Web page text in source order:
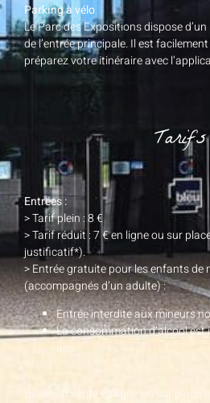
Parking à vélo
Le Parc des Expositions dispose
de l’entrée principale. Il est
préparez votre itinéraire avec
Tarifs
Entrées :
> Tarif plein : 8 €
> Tarif réduit : 7 € en ligne ou sur
justificatif*).
> Entrée gratuite pour les enfants de
(accompagnés d’un adulte) :
Entrée interdite aux mineurs
La consommation d’alcool
ans.
Billets en vente en ligne ou sur place